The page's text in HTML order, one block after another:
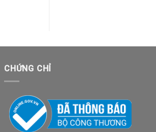
CHỨNG CHỈ